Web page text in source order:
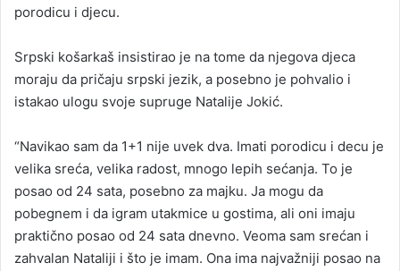
porodicu i djecu.
Srpski košarkaš insistirao je na tome da njegova djeca
moraju da pričaju srpski jezik, a posebno je pohvalio i
istakao ulogu svoje supruge Natalije Jokić.
“Navikao sam da 1+1 nije uvek dva. Imati porodicu i decu je
velika sreća, velika radost, mnogo lepih sećanja. To je
posao od 24 sata, posebno za majku. Ja mogu da
pobegnem i da igram utakmice u gostima, ali oni imaju
praktično posao od 24 sata dnevno. Veoma sam srećan i
zahvalan Nataliji i što je imam. Ona ima najvažniji posao na